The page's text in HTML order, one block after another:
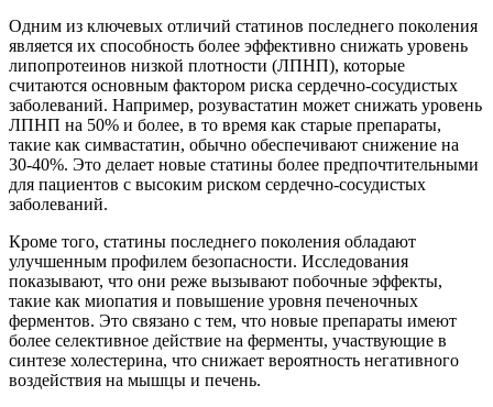
Одним из ключевых отличий статинов последнего поколения
является их способность более эффективно снижать уровень
липопротеинов низкой плотности (ЛПНП), которые
считаются основным фактором риска сердечно-сосудистых
заболеваний. Например, розувастатин может снижать уровень
ЛПНП на 50% и более, в то время как старые препараты,
такие как симвастатин, обычно обеспечивают снижение на
30-40%. Это делает новые статины более предпочтительными
для пациентов с высоким риском сердечно-сосудистых
заболеваний.
Кроме того, статины последнего поколения обладают
улучшенным профилем безопасности. Исследования
показывают, что они реже вызывают побочные эффекты,
такие как миопатия и повышение уровня печеночных
ферментов. Это связано с тем, что новые препараты имеют
более селективное действие на ферменты, участвующие в
синтезе холестерина, что снижает вероятность негативного
воздействия на мышцы и печень.